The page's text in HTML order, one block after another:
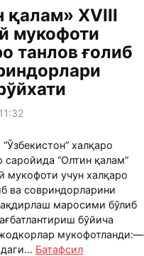
қалам» XVIII
мукофоти
танлов ғолиб
халқаро
“Олтин қалам”
мукофоти учун халқаро
ва совриндорларини
маросими бўлиб
бўйича
мукофотланди:—
Батафсил